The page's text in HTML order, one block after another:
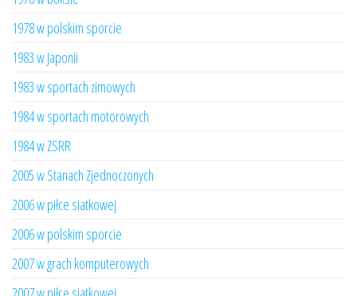
1978 w polskim sporcie
1983 w Japonii
1983 w sportach zimowych
1984 w sportach motorowych
1984 w ZSRR
2005 w Stanach Zjednoczonych
2006 w piłce siatkowej
2006 w polskim sporcie
2007 w grach komputerowych